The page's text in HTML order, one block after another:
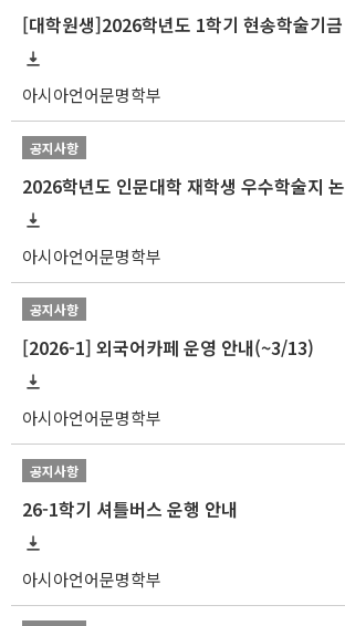
아시아언어문명학부
공지사항
아시아언어문명학부
공지사항
[2026-1] 외국어카페 운영 안내(~3/13)
아시아언어문명학부
공지사항
26-1학기 셔틀버스 운행 안내
아시아언어문명학부